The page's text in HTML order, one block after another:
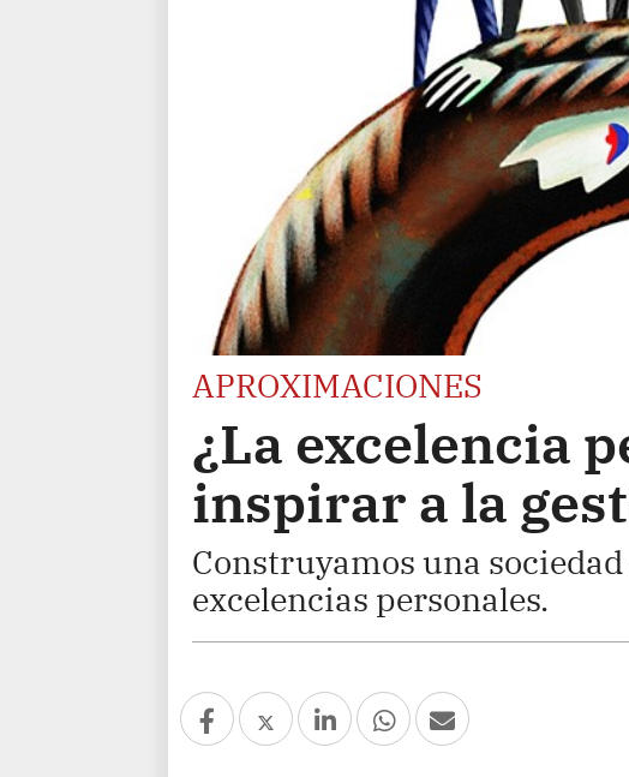
APROXIMACIONES
¿La excelencia
inspirar a la
Construyamos una
excelencias personales.